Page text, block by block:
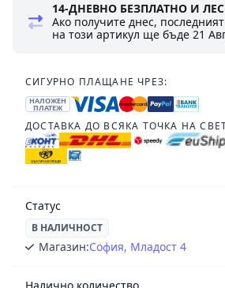
14-ДНЕВНО БЕЗПЛАТНО И
Ако получите днес,
на този артикул ще бъде21
СИГУРНО ПЛАЩАНЕ ЧРЕЗ:
НАЛОЖЕН
ПЛАТЕЖ
ДОСТАВКА ДО ВСЯКА ТОЧКА НА
Статус
В НАЛИЧНОСТ
Магазин:София, Младост 4